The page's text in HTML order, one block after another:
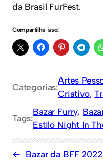
da Brasil FurFest.
Compartilhe isso:
Categorias:
Artes
Criativo,
Tags:
Bazar Furry,
Estilo Night In
Bazar da BFF